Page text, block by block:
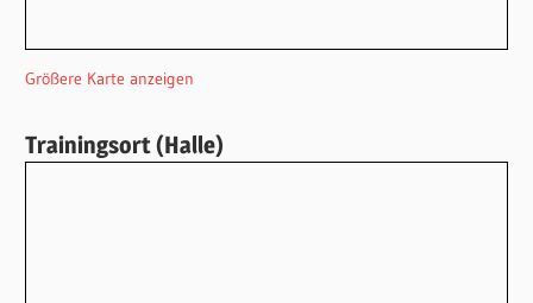
Größere Karte anzeigen
Trainingsort (Halle)